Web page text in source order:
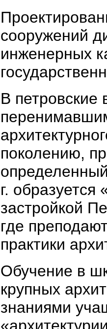
сооружений
инженерных
В
поколению,
г.
застройкой
где
практики
Обучение в
крупных
знаниями